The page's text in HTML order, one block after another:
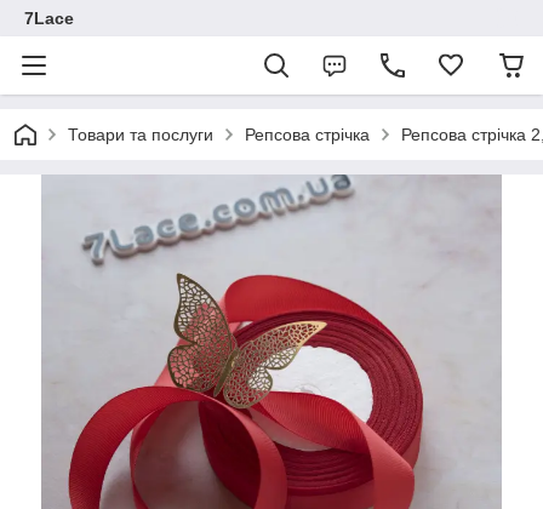
7Lace
Товари та послуги Репсова стрічка Репсова стрічка